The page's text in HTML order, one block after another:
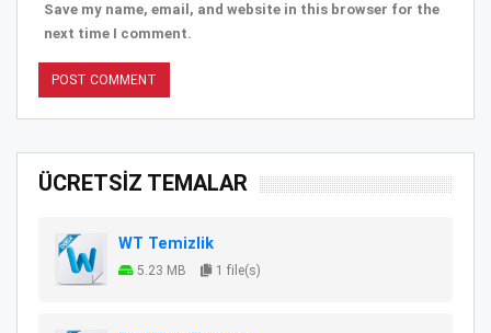
Save my name, email, and website in this browser for the
next time I comment.
ÜCRETSİZ TEMALAR
WT Temizlik
5.23 MB 1 file(s)